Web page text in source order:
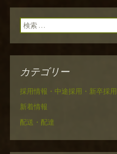
検索:
カテゴリー
採用情報・中途採用・新卒採用
新着情報
配送・配達